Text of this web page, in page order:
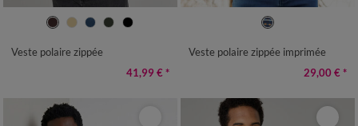
L XL XXL 3XL 4XL
Veste polaire zippée
41,99 € *
XXL
Veste polaire zippée imprimée
29,00 € *